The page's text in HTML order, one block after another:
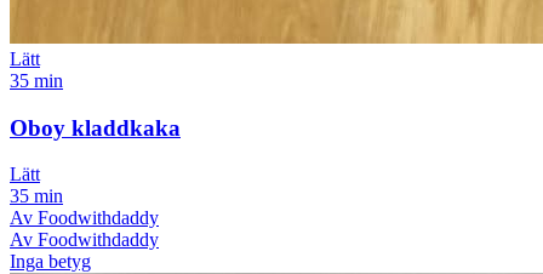
Lätt
35 min
Oboy kladdkaka
Lätt
35 min
Av Foodwithdaddy
Av Foodwithdaddy
Inga betyg